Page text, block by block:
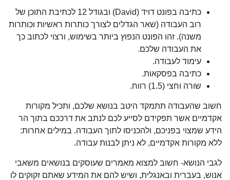
כתיבה בפונט דויד (David) ובגודל 12 לכתיבת התוכן של
רוב העבודה (שאר הגדלים לצורך כותרות ראשיות וכותרות
משנה). זהו הפונט הנפוץ ביותר בשימוש, ורצוי לכתוב כך
את העבודה שלכם.
עימוד לעבודה.
כתיבה בפסקאות.
שורה וחצי (1.5) רווח.
חשוב שהעבודה תתמקד היטב בנושא שלכם, ותכיל מקורות
אקדמיים אשר תפקידם לסייע לכם לנתב את דרככם בתוך הר
הידע שמצוי בפניכם, ולהכניסו לתוך העבודה. במילים אחרות:
ללא מקורות אקדמיים, לא ניתן לבנות עבודה.
לגבי הנושא- חשוב למצוא מאמרים שעוסקים בנושאים משאבי
אנוש, בעברית ובאנגלית, ושיש להם את המידע שאתם זקוקים לו